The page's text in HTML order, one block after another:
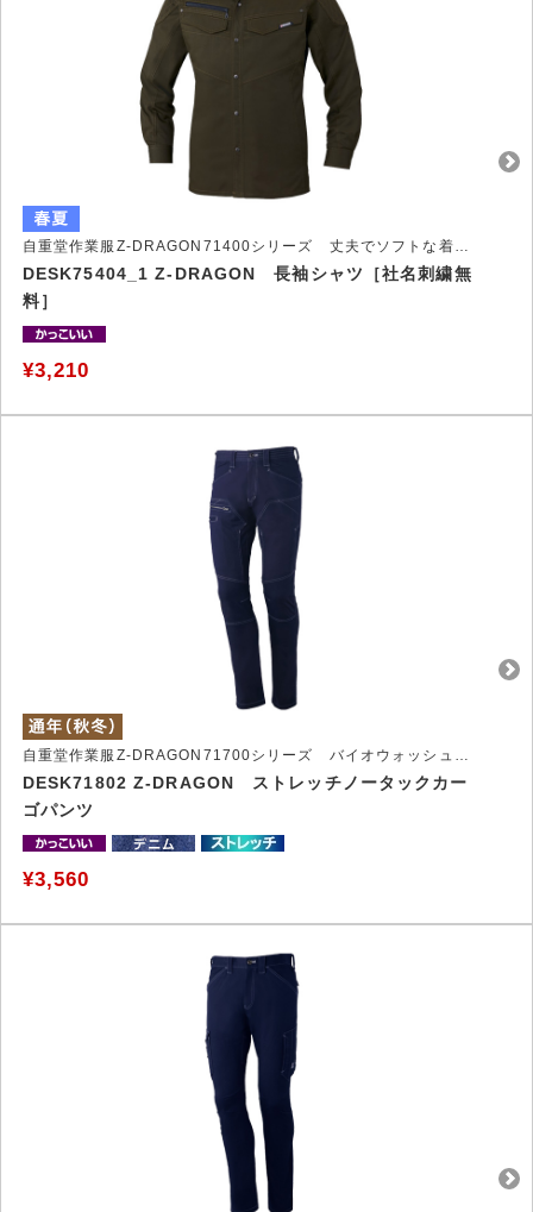
自重堂作業服Z-DRAGON71400シリーズ 丈夫でソフトな着心地作業服
DESK75404_1 Z-DRAGON 長袖シャツ［社名刺繍無
料］
¥3,210
DESK71802 Z-DRAGON ストレッチノータックカー
ゴパンツ
¥3,560